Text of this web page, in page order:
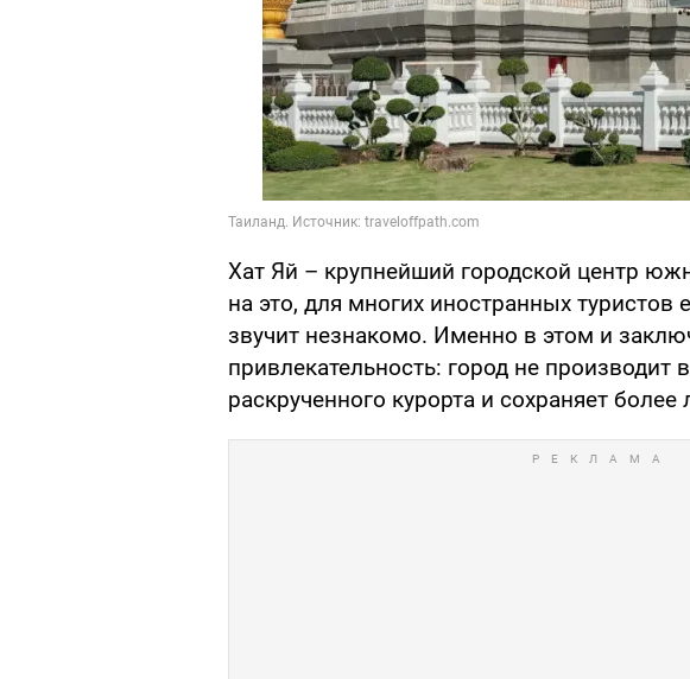
Хат Яй – крупнейший городской центр
на это, для многих иностранных туристов
звучит незнакомо. Именно в этом и
привлекательность: город не производит
раскрученного курорта и сохраняет